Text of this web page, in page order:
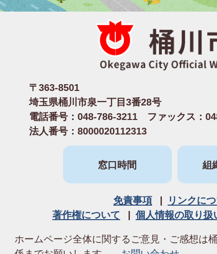
〒363-8501
埼玉県桶川市泉一丁目3番28号
電話番号：048-786-3211 ファックス：
法人番号：8000020112313
窓口時間 組
免責事項
リンクに
著作権について
個人情報の取り扱
ホームページ全体に関するご意見・ご感想は